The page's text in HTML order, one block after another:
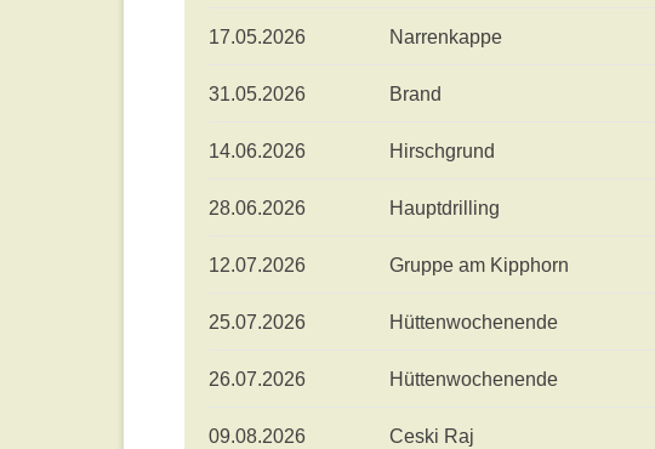
17.05.2026 Narrenkappe
31.05.2026 Brand
14.06.2026 Hirschgrund
28.06.2026 Hauptdrilling
12.07.2026 Gruppe am Kipphorn
25.07.2026 Hüttenwochenende
26.07.2026 Hüttenwochenende
09.08.2026 Ceski Raj